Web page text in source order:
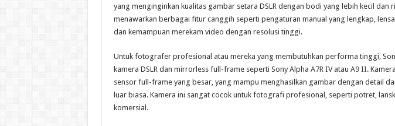
yang menginginkan kualitas gambar setara DSLR dengan bodi yang lebih kecil dan
menawarkan berbagai fitur canggih seperti pengaturan manual yang lengkap,
dan kemampuan merekam video dengan resolusi tinggi.
Untuk fotografer profesional atau mereka yang membutuhkan performa tinggi,
kamera DSLR dan mirrorless full-frame seperti Sony Alpha A7R IV atau A9 II.
sensor full-frame yang besar, yang mampu menghasilkan gambar dengan detail
luar biasa. Kamera ini sangat cocok untuk fotografi profesional, seperti potret,
komersial.